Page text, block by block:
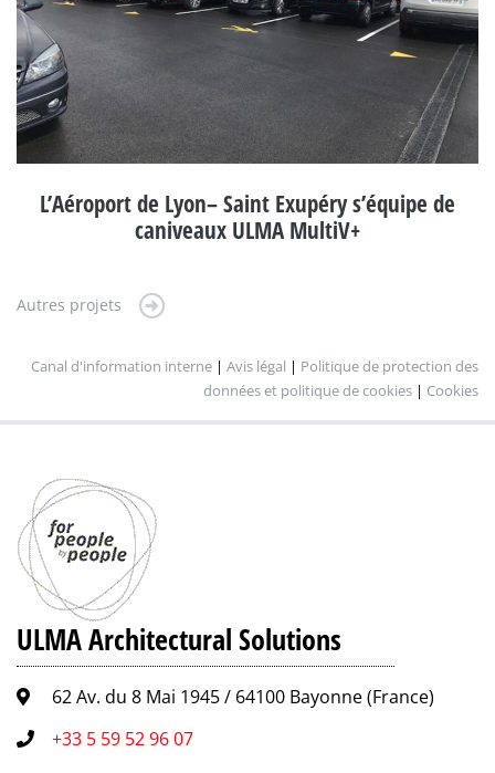
L’Aéroport de Lyon– Saint Exupéry s’équipe de
caniveaux ULMA MultiV+
Autres projets
Canal d'information interne | Avis légal | Politique de protection des
données et politique de cookies | Cookies
ULMA Architectural Solutions
62 Av. du 8 Mai 1945 / 64100 Bayonne (France)
+33 5 59 52 96 07